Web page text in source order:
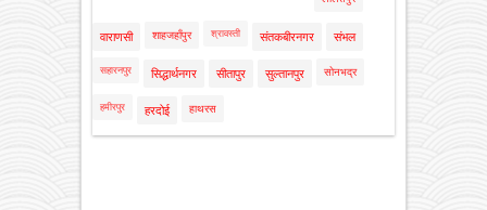
वाराणसी शाहजहाँपुर श्रावस्ती संतकबीरनगर संभल
सहारनपुर सिद्धार्थनगर सीतापुर सुल्तानपुर सोनभद्र
हमीरपुर हरदोई हाथरस